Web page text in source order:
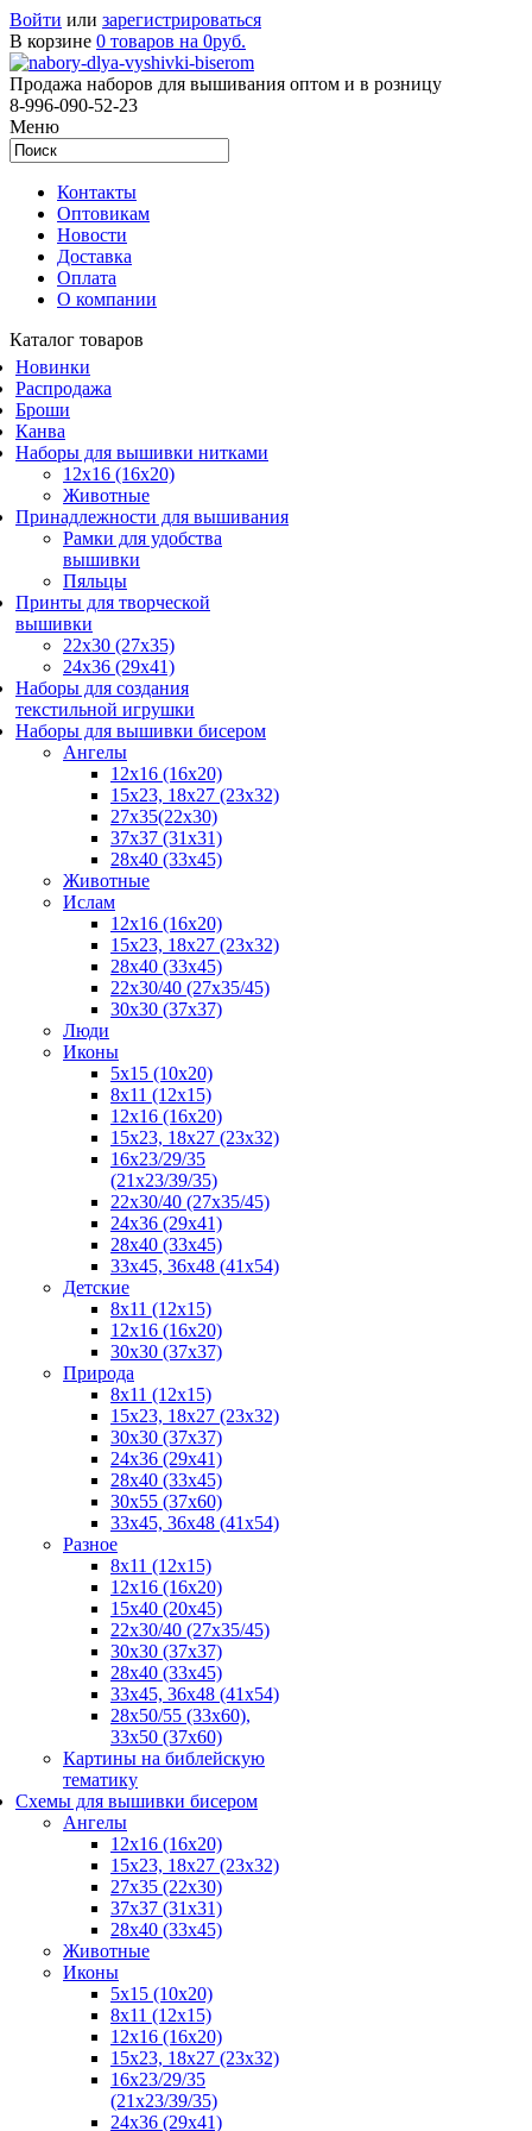
Войти или зарегистрироваться
В корзине 0 товаров на 0руб.
Продажа наборов для вышивания оптом и в розницу
8-996-090-52-23
Меню
Контакты
Оптовикам
Новости
Доставка
Оплата
О компании
Каталог товаров
Новинки
Распродажа
Броши
Канва
Наборы для вышивки нитками
12x16 (16x20)
Животные
Принадлежности для вышивания
Рамки для удобства
вышивки
Пяльцы
Принты для творческой
вышивки
22х30 (27х35)
24х36 (29х41)
Наборы для создания
текстильной игрушки
Наборы для вышивки бисером
Ангелы
12х16 (16х20)
15x23, 18х27 (23х32)
27x35(22x30)
37x37 (31x31)
28х40 (33х45)
Животные
Ислам
12x16 (16х20)
15x23, 18х27 (23х32)
28x40 (33x45)
22х30/40 (27х35/45)
30x30 (37x37)
Люди
Иконы
5x15 (10х20)
8x11 (12х15)
12x16 (16х20)
15x23, 18х27 (23х32)
16х23/29/35
(21х23/39/35)
22x30/40 (27x35/45)
24х36 (29х41)
28х40 (33х45)
33х45, 36х48 (41х54)
Детские
8x11 (12x15)
12x16 (16x20)
30x30 (37x37)
Природа
8x11 (12x15)
15x23, 18х27 (23х32)
30х30 (37х37)
24х36 (29х41)
28x40 (33x45)
30x55 (37x60)
33х45, 36х48 (41х54)
Разное
8х11 (12х15)
12x16 (16х20)
15x40 (20x45)
22х30/40 (27х35/45)
30х30 (37х37)
28х40 (33х45)
33х45, 36х48 (41х54)
28х50/55 (33х60),
33x50 (37x60)
Картины на библейскую
тематику
Схемы для вышивки бисером
Ангелы
12х16 (16х20)
15x23, 18х27 (23х32)
27х35 (22х30)
37x37 (31x31)
28х40 (33х45)
Животные
Иконы
5x15 (10х20)
8x11 (12х15)
12x16 (16х20)
15x23, 18х27 (23х32)
16х23/29/35
(21х23/39/35)
24x36 (29х41)